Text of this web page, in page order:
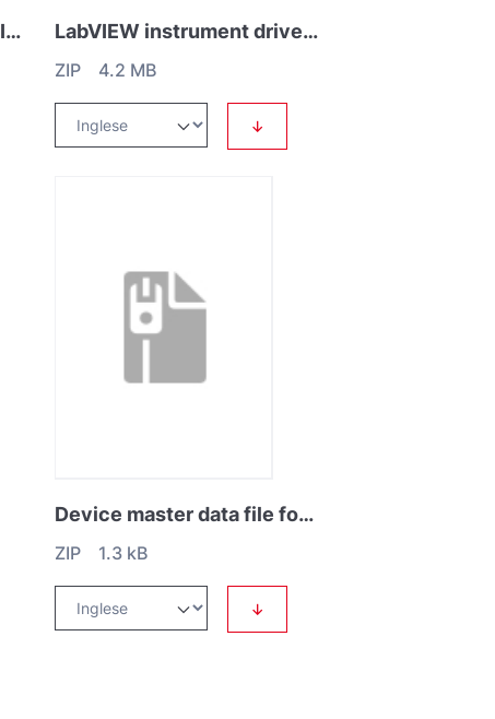
CM5x Profibus for COMBIVAC CM51/CM52 LabVIEW instrument driver GRAPHIX
ZIP 4.2 MB
↓
Device master data file for IF540 Profibus Interface to IM 540
ZIP 1.3 kB
↓